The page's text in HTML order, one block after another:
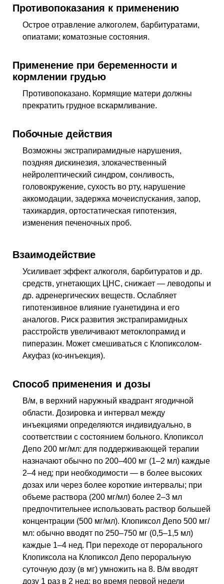
Противопоказания к применению
Острое отравление алкоголем, барбитуратами,
опиатами; коматозные состояния.
Применение при беременности и
кормлении грудью
Противопоказано. Кормящие матери должны
прекратить грудное вскармливание.
Побочные действия
Возможны экстрапирамидные нарушения,
поздняя дискинезия, злокачественный
нейролептический синдром, сонливость,
головокружение, сухость во рту, нарушение
аккомодации, задержка мочеиспускания, запор,
тахикардия, ортостатическая гипотензия,
изменения печеночных проб.
Взаимодействие
Усиливает эффект алкоголя, барбитуратов и др.
средств, угнетающих ЦНС, снижает — леводопы и
др. адренергических веществ. Ослабляет
гипотензивное влияние гуанетидина и его
аналогов. Риск развития экстрапирамидных
расстройств увеличивают метоклопрамид и
пиперазин. Может смешиваться с Клопиксолом-
Акуфаз (ко-инъекция).
Способ применения и дозы
В/м, в верхний наружный квадрант ягодичной
области. Дозировка и интервал между
инъекциями определяются индивидуально, в
соответствии с состоянием больного. Клопиксол
Депо 200 мг/мл: для поддерживающей терапии
назначают обычно по 200–400 мг (1–2 мл) каждые
2–4 нед; при необходимости — в более высоких
дозах или через более короткие интервалы; при
объеме раствора (200 мг/мл) более 2–3 мл
предпочтительнее использовать раствор большей
концентрации (500 мг/мл). Клопиксол Депо 500 мг/
мл: обычно вводят по 250–750 мг (0,5–1,5 мл)
каждые 1–4 нед. При переходе от перорального
Клопиксола на Клопиксол Депо пероральную
суточную дозу (в мг) умножить на 8. В/м вводят
дозу 1 раз в 2 нед; во время первой недели